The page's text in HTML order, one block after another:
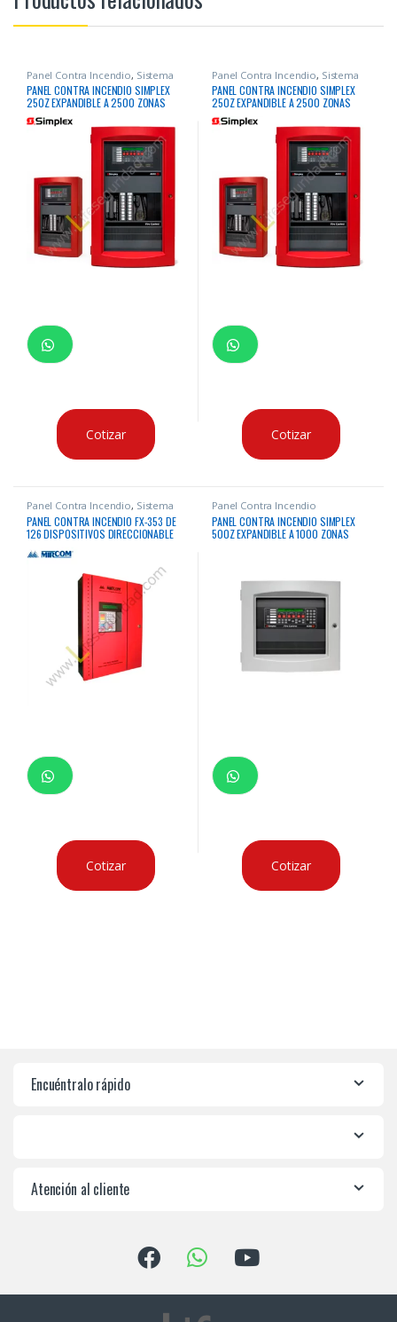
Panel Contra Incendio, Sistema
Contra Incendio
PANEL CONTRA INCENDIO SIMPLEX
250Z EXPANDIBLE A 2500 ZONAS
DIRECCIONABLE
Cotizar
Panel Contra Incendio, Sistema
Contra Incendio
PANEL CONTRA INCENDIO SIMPLEX
250Z EXPANDIBLE A 2500 ZONAS
DIRECCIONABLE IDNAC
Cotizar
Panel Contra Incendio, Sistema
Contra Incendio
PANEL CONTRA INCENDIO FX-353 DE
126 DISPOSITIVOS DIRECCIONABLE
Cotizar
Panel Contra Incendio
PANEL CONTRA INCENDIO SIMPLEX
500Z EXPANDIBLE A 1000 ZONAS
Cotizar
Encuéntralo rápido
Atención al cliente